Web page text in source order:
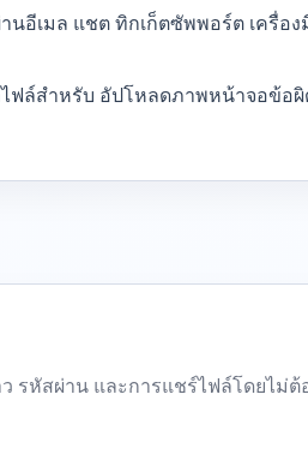
อีเมล แชต ทิกเก็ตซัพพอร์ต เครื่อง
ฟล์สำหรับ อัปโหลดภาพหน้าจอข้อ
รหัสผ่าน และการแชร์ไฟล์โดยไม่ต้